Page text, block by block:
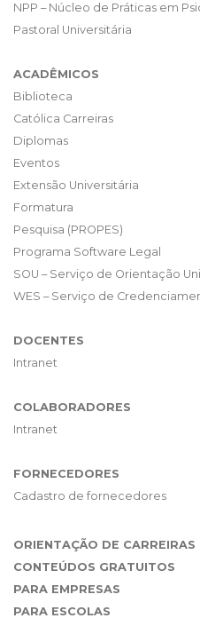
NPP – Núcleo de Práticas em
Pastoral Universitária
ACADÊMICOS
Biblioteca
Católica Carreiras
Diplomas
Eventos
Extensão Universitária
Formatura
Pesquisa (PROPES)
Programa Software Legal
SOU – Serviço de Orientação
WES – Serviço de
DOCENTES
Intranet
COLABORADORES
Intranet
FORNECEDORES
Cadastro de fornecedores
ORIENTAÇÃO DE CARREIRAS
CONTEÚDOS GRATUITOS
PARA EMPRESAS
PARA ESCOLAS